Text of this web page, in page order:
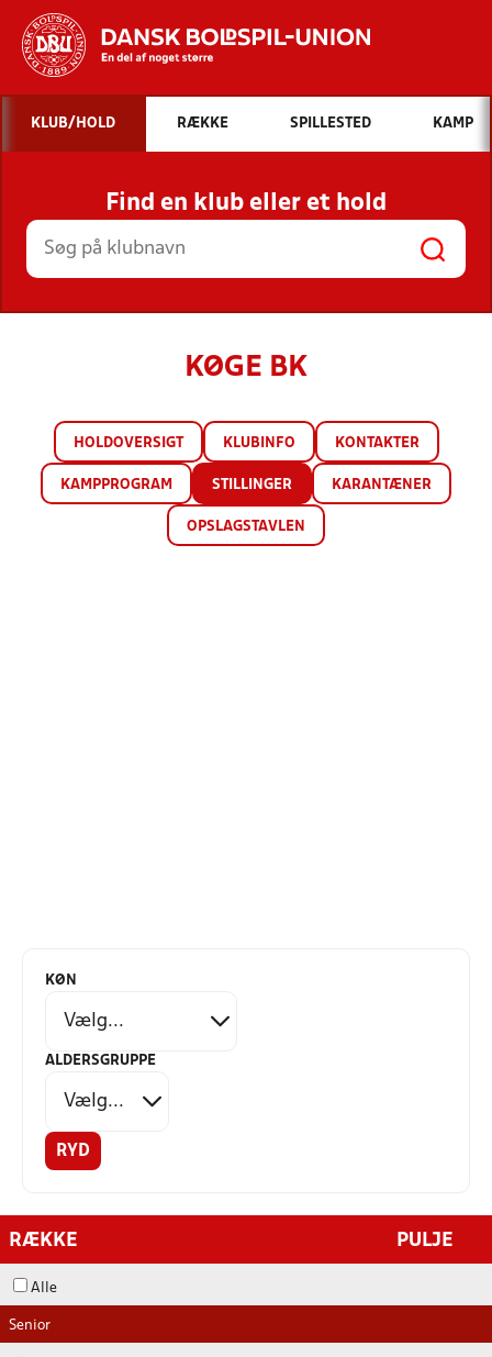
Hvad vil du søge efter?
INDHOLD OG NYHEDER
STILLINGER, RESULTATER, KLUBBER OG
HOLD
KLUB/HOLD RÆKKE SPILLESTED KAMP
Find en klub eller et hold
KØGE BK
HOLDOVERSIGT KLUBINFO KONTAKTER
KAMPPROGRAM STILLINGER KARANTÆNER
OPSLAGSTAVLEN
KØN
ALDERSGRUPPE
RYD
RÆKKE PULJE
Alle
Senior